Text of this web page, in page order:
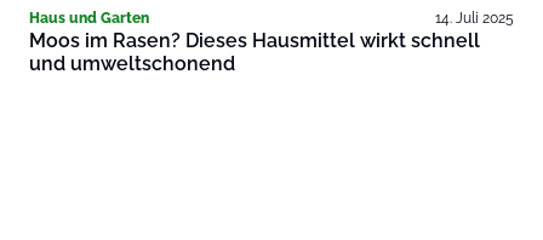
Haus und Garten 14. Juli 2025
Moos im Rasen? Dieses Hausmittel wirkt schnell
und umweltschonend